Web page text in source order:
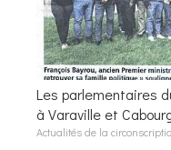
Les parlementaires
à Varaville et
Actualités de la